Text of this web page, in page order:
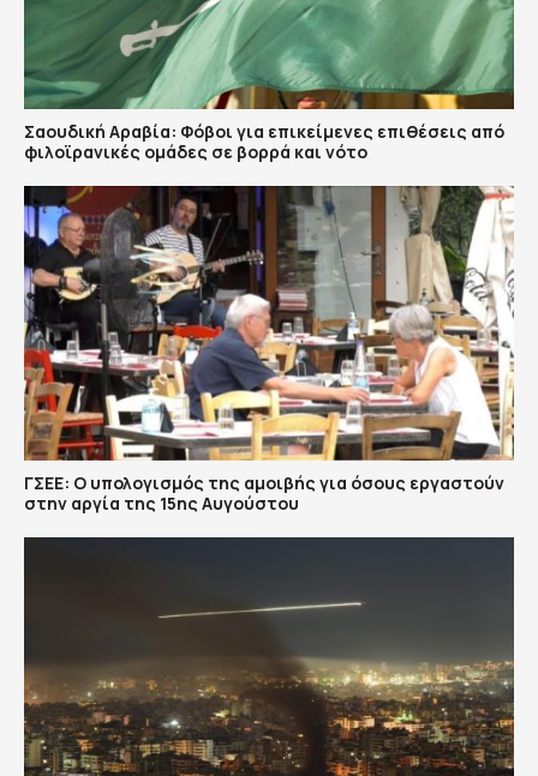
Σαουδική Αραβία: Φόβοι για επικείμενες επιθέσεις από
φιλοϊρανικές ομάδες σε βορρά και νότο
ΓΣΕΕ: Ο υπολογισμός της αμοιβής για όσους εργαστούν
στην αργία της 15ης Αυγούστου